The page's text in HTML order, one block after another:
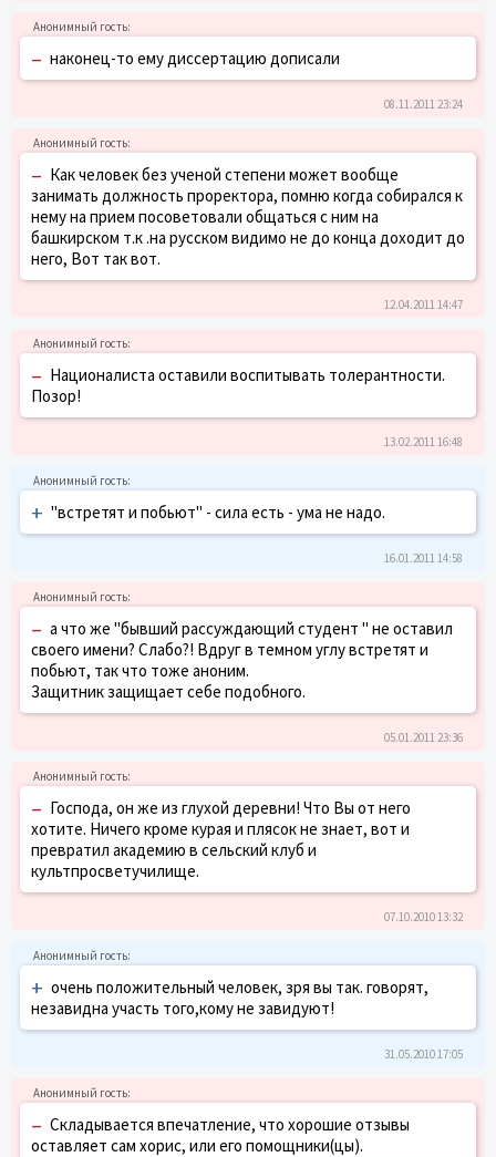
– наконец-то ему диссертацию дописали
08.11.2011 23:24
– Как человек без ученой степени может вообще
занимать должность проректора, помню когда собирался к
нему на прием посоветовали общаться с ним на
башкирском т.к .на русском видимо не до конца доходит до
него, Вот так вот.
12.04.2011 14:47
– Националиста оставили воспитывать толерантности.
Позор!
13.02.2011 16:48
+ "встретят и побьют" - сила есть - ума не надо.
16.01.2011 14:58
– а что же "бывший рассуждающий студент " не оставил
своего имени? Слабо?! Вдруг в темном углу встретят и
побьют, так что тоже аноним.
Защитник защищает себе подобного.
05.01.2011 23:36
– Господа, он же из глухой деревни! Что Вы от него
хотите. Ничего кроме курая и плясок не знает, вот и
превратил академию в сельский клуб и
культпросветучилище.
07.10.2010 13:32
+ очень положительный человек, зря вы так. говорят,
незавидна участь того,кому не завидуют!
31.05.2010 17:05
– Складывается впечатление, что хорошие отзывы
оставляет сам хорис, или его помощники(цы).